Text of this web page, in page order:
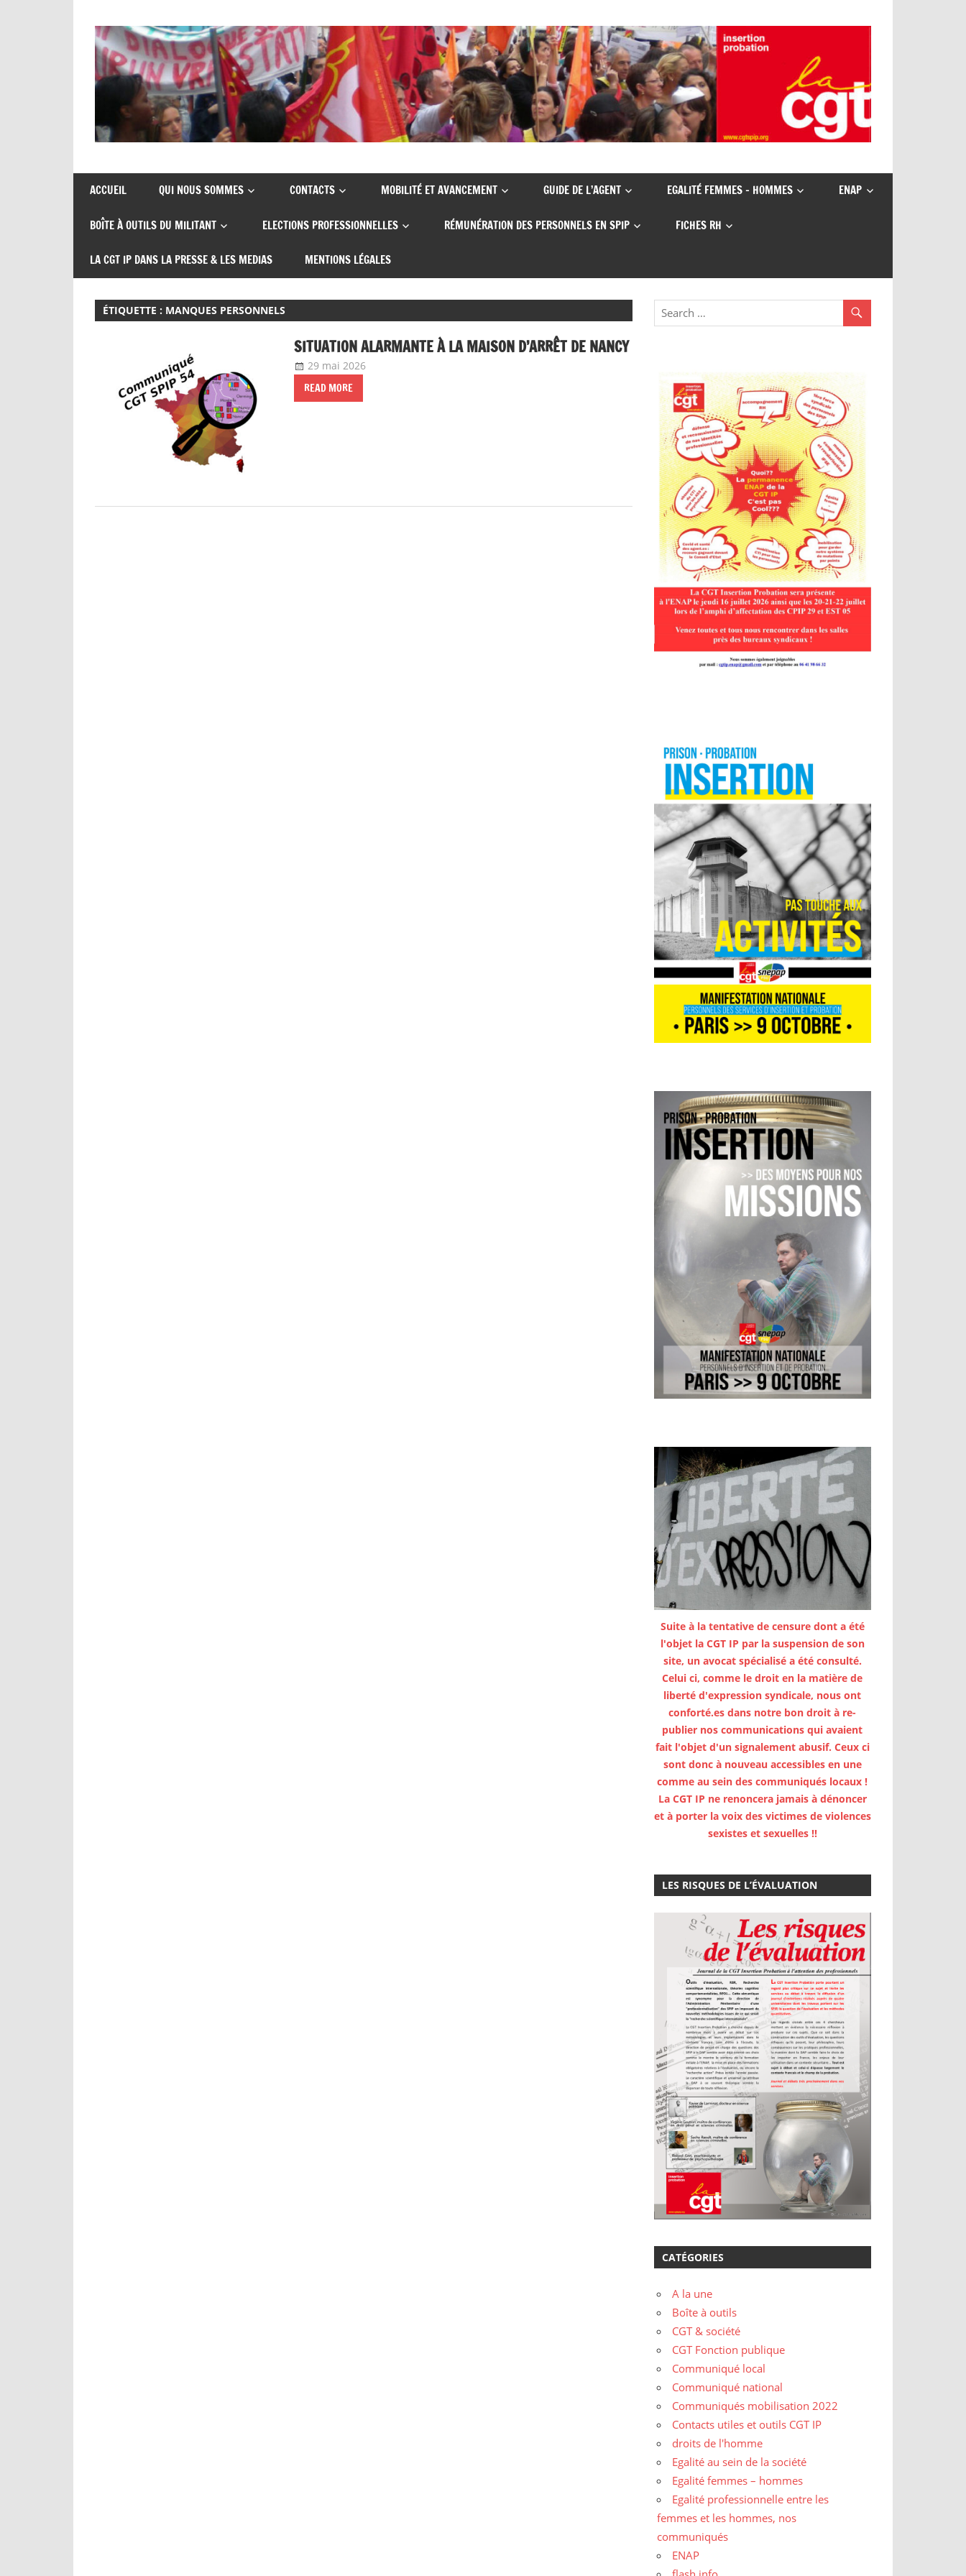
content
CGT
insertion
probation
de
syndicats
insertion
ACCUEIL QUI NOUS SOMMES CONTACTS MOBILITÉ ET AVANCEMENT GUIDE DE L’AGENT EGALITÉ FEMMES – HOMMES ENAP
BOÎTE À OUTILS DU MILITANT ELECTIONS PROFESSIONNELLES RÉMUNÉRATION DES PERSONNELS EN SPIP FICHES RH
LA CGT IP DANS LA PRESSE & LES MEDIAS MENTIONS LÉGALES
ÉTIQUETTE : MANQUES PERSONNELS
SITUATION ALARMANTE À LA MAISON D’ARRÊT DE NANCY
29 mai 2026
READ MORE
Suite à la tentative de censure dont a été
l'objet la CGT IP par la suspension de son
site, un avocat spécialisé a été consulté.
Celui ci, comme le droit en la matière de
liberté d'expression syndicale, nous ont
conforté.es dans notre bon droit à re-
publier nos communications qui avaient
fait l'objet d'un signalement abusif. Ceux ci
sont donc à nouveau accessibles en une
comme au sein des communiqués locaux !
La CGT IP ne renoncera jamais à dénoncer
et à porter la voix des victimes de violences
sexistes et sexuelles !!
LES RISQUES DE L’ÉVALUATION
CATÉGORIES
A la une
Boîte à outils
CGT & société
CGT Fonction publique
Communiqué local
Communiqué national
Communiqués mobilisation 2022
Contacts utiles et outils CGT IP
droits de l'homme
Egalité au sein de la société
Egalité femmes – hommes
Egalité professionnelle entre les
femmes et les hommes, nos
communiqués
ENAP